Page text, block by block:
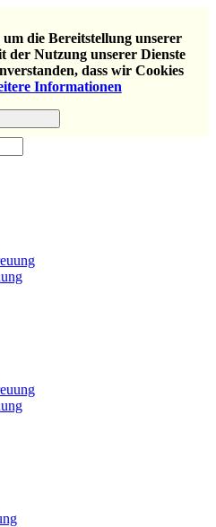
die Bereitstellung unserer
der Nutzung unserer Dienste
dass wir Cookies
Informationen